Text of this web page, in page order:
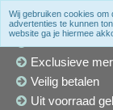
Winkel in Den
Exclusieve
Veilig betalen
Uit voorraad
Wij gebruiken cookies
advertenties te kunnen
website ga je hiermee